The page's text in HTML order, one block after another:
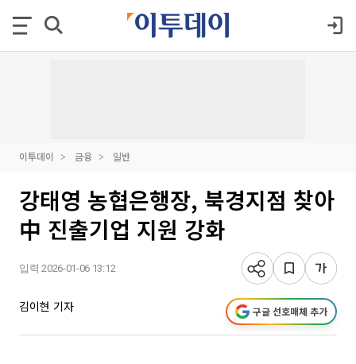
이투데이 금융 일반
강태영 농협은행장, 북경지점 찾아
中 진출기업 지원 강화
입력 2026-01-06 13:12
김이현 기자 구글 선호매체 추가